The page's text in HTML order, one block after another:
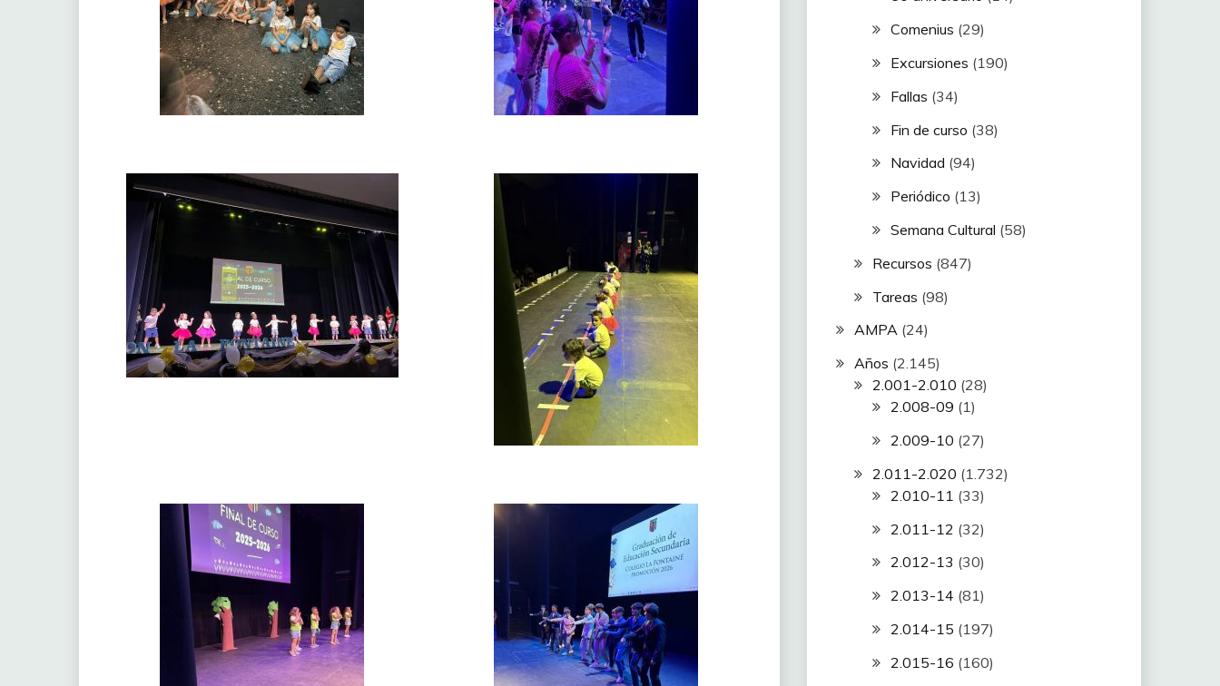
Comenius (29)
Excursiones (190)
Fallas (34)
Fin de curso (38)
Navidad (94)
Periódico (13)
Semana Cultural (58)
Recursos (847)
Tareas (98)
AMPA(24)
Años (2.145)
2.001-2.010 (28)
2.008-09 (1)
2.009-10 (27)
2.011-2.020 (1.732)
2.010-11 (33)
2.011-12 (32)
2.012-13 (30)
2.013-14 (81)
2.014-15 (197)
2.015-16 (160)